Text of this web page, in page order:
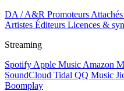
DA / A&R Promoteurs
Artistes Éditeurs Licences &
Streaming
Spotify Apple Music Amazon
SoundCloud Tidal QQ Music
Boomplay